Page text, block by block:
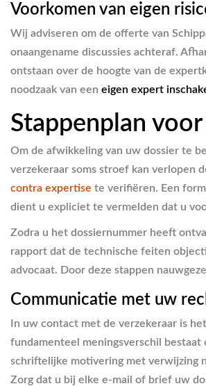
Voorkomen van eigen
Wij adviseren om de offerte van
onaangename discussies achteraf.
ontstaan over de hoogte van de
noodzaak van een eigen expert
Stappenplan
Om de afwikkeling van uw dossier te
verzekeraar soms stroef kan verlopen
contra expertise te verifiëren. Een
dient u expliciet te vermelden dat u
Zodra u het dossiernummer heeft
rapport dat de technische feiten
advocaat. Door deze stappen
Communicatie met uw
In uw contact met de verzekeraar is
fundamenteel meningsverschil bestaat
schriftelijke motivering met verwijzing
Zorg dat u bij elke e-mail of brief uw